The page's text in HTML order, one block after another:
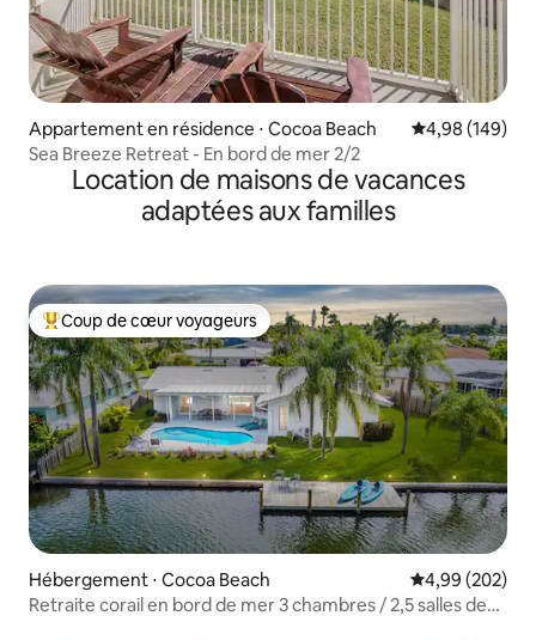
Appartement en résidence ⋅ Cocoa Beach Évaluation
4,98 (149)
Sea Breeze Retreat - En bord de mer 2/2
Location de maisons de vacances
adaptées aux familles
Coups de cœur voyageurs les plus appréciés
Coup de cœur voyageurs
Hébergement ⋅ Cocoa Beach Évaluation
4,99 (202)
Retraite corail en bord de mer 3 chambres / 2,5 salles de